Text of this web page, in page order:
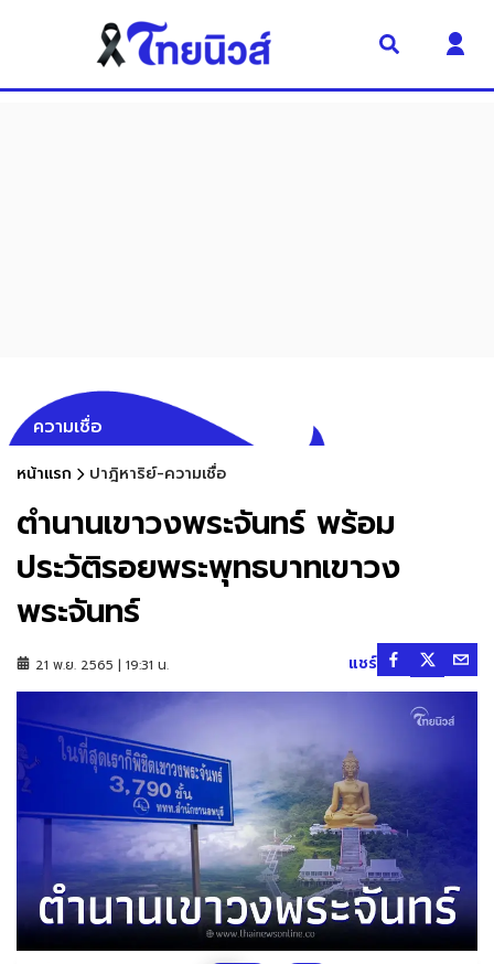
ความเชื่อ
หน้าแรก ปาฎิหาริย์-ความเชื่อ
ตำนานเขาวงพระจันทร์ พร้อม
ประวัติรอยพระพุทธบาทเขาวง
พระจันทร์
21 พ.ย. 2565 | 19:31 น. แชร์